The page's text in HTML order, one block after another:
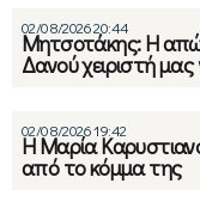
02/08/2026 20:44
Μητσοτάκης: Η
Δανού χειριστή μας
02/08/2026 19:42
Η Μαρία
από το κόμμα της